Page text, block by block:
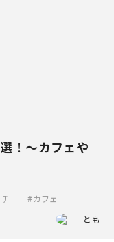
！～カフェや
カフェ
とも